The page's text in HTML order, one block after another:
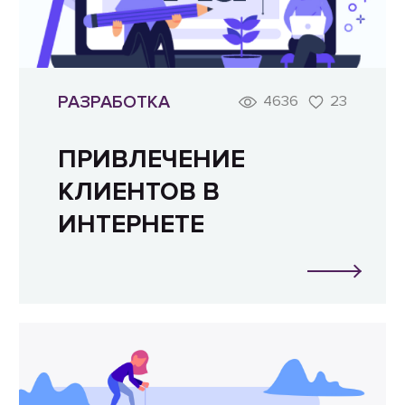
РАЗРАБОТКА 4636 23
ПРИВЛЕЧЕНИЕ
КЛИЕНТОВ В
ИНТЕРНЕТЕ